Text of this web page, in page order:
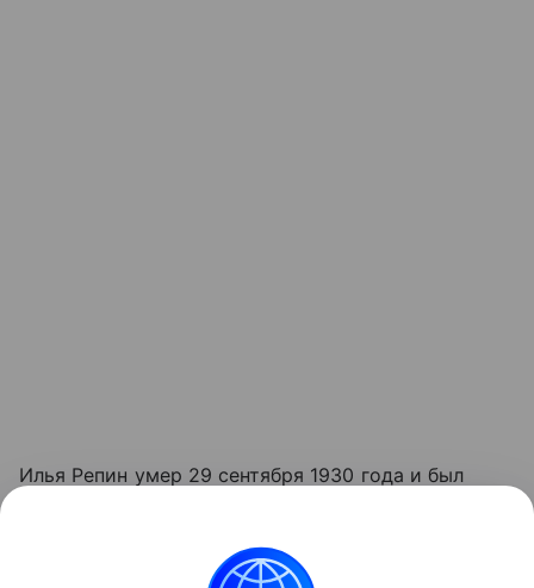
Илья Репин умер 29 сентября 1930 года и был
продолжали жить его старшая дочь и сын. Всего в
"Пенатах" Репин прожил и проработал почти 30